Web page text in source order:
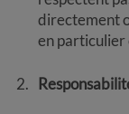
directement
en particulier